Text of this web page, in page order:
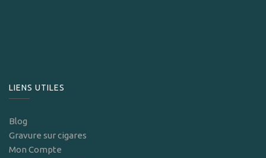
LIENS UTILES
Blog
Gravure sur cigares
Mon Compte